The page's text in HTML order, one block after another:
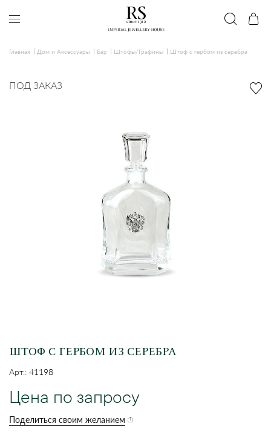
Главная Дом и Аксессуары Бар Штофы/Графины Штоф с гербом из серебра
ПОД ЗАКАЗ
ШТОФ С ГЕРБОМ ИЗ СЕРЕБРА
Арт.: 41198
Цена по запросу
Поделиться своим желанием